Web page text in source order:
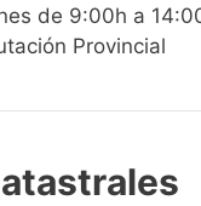
de 9:00h a
Provincial